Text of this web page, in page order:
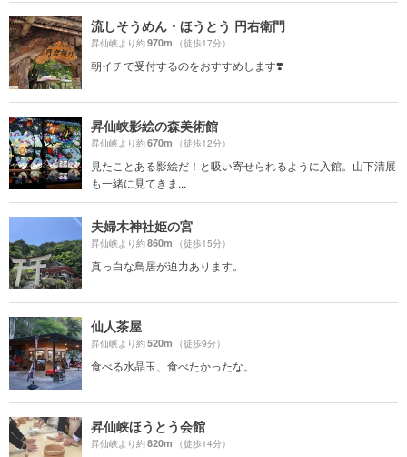
流しそうめん・ほうとう 円右衛門
昇仙峡より約970m （徒歩17分）
朝イチで受付するのをおすすめします❣️
昇仙峡影絵の森美術館
昇仙峡より約670m （徒歩12分）
見たことある影絵だ！と吸い寄せられるように入館。山下清展
も一緒に見てきま...
夫婦木神社姫の宮
昇仙峡より約860m （徒歩15分）
真っ白な鳥居が迫力あります。
仙人茶屋
昇仙峡より約520m （徒歩9分）
食べる水晶玉、食べたかったな。
昇仙峡ほうとう会館
昇仙峡より約820m （徒歩14分）